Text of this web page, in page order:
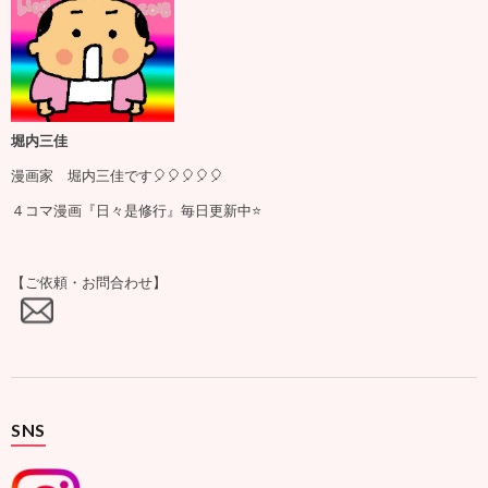
堀内三佳
漫画家 堀内三佳です🎈🎈🎈🎈🎈
４コマ漫画『日々是修行』毎日更新中⭐️
【ご依頼・お問合わせ】
SNS